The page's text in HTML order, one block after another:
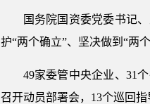
国务院国资委党委书记
护“两个确立”、坚决做到“两
49家委管中央企业、31
召开动员部署会，13个巡回指